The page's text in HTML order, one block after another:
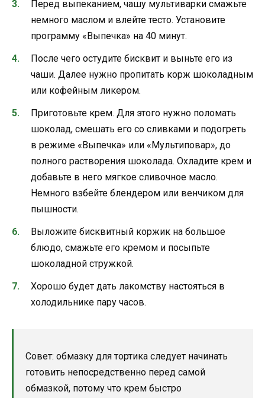
Перед выпеканием, чашу мультиварки смажьте
немного маслом и влейте тесто. Установите
программу «Выпечка» на 40 минут.
После чего остудите бисквит и выньте его из
чаши. Далее нужно пропитать корж шоколадным
или кофейным ликером.
Приготовьте крем. Для этого нужно поломать
шоколад, смешать его со сливками и подогреть
в режиме «Выпечка» или «Мультиповар», до
полного растворения шоколада. Охладите крем и
добавьте в него мягкое сливочное масло.
Немного взбейте блендером или венчиком для
пышности.
Выложите бисквитный коржик на большое
блюдо, смажьте его кремом и посыпьте
шоколадной стружкой.
Хорошо будет дать лакомству настояться в
холодильнике пару часов.
Совет: обмазку для тортика следует начинать
готовить непосредственно перед самой
обмазкой, потому что крем быстро